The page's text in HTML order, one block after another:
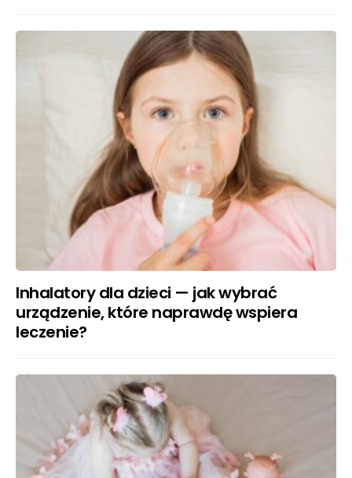
Inhalatory dla dzieci — jak wybrać
urządzenie, które naprawdę wspiera
leczenie?